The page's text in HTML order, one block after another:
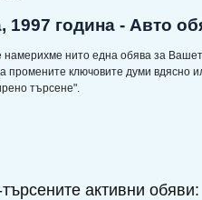
1997 година - Авто
нито една обява за
промените ключовите думи вдясно
търсене".
активни обяви: